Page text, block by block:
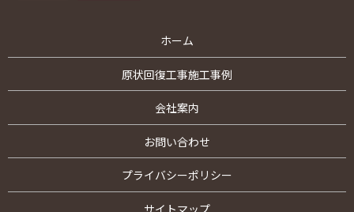
ホーム
原状回復工事施工事例
会社案内
お問い合わせ
プライバシーポリシー
サイトマップ